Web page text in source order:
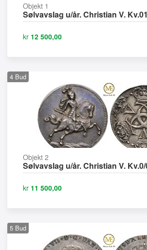
Objekt 1
Sølvavslag u/år. Christian V. Kv.01
kr 12 500,00
4 Bud
Objekt 2
Sølvavslag u/år. Christian V. Kv.0/
kr 11 500,00
5 Bud